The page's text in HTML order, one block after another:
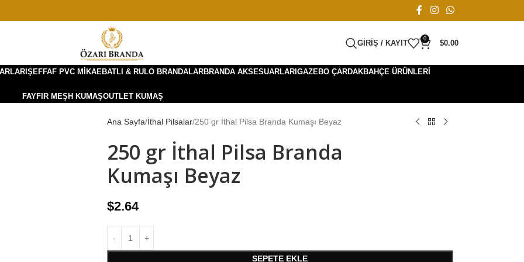
GIRIŞ / KAYIT
0
$0.00
ŞEFFAF PVC MIKAEBATLI & RULO BRANDALARBRANDA AKSESUARLARIGAZEBO ÇARDAKBAHÇE ÜRÜNLERI
FAYFIR MEŞH KUMAŞOUTLET KUMAŞ
Ana Sayfa İthal Pilsalar 250 gr İthal Pilsa Branda Kumaşı Beyaz
250 gr İthal Pilsa Branda
Kumaşı Beyaz
$2.64
SEPETE EKLE